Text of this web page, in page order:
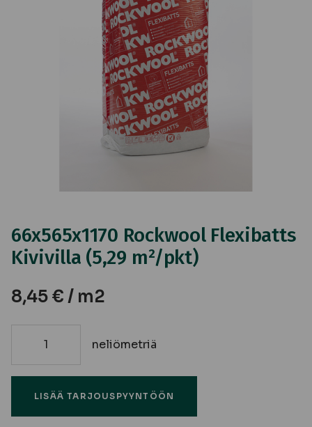
66x565x1170 Rockwool Flexibatts
Kivivilla (5,29 m²/pkt)
8,45 € / m2
66x565x1170
Kivivilla
(5,29
neliömetriä
LISÄÄ TARJOUSPYYNTÖÖN